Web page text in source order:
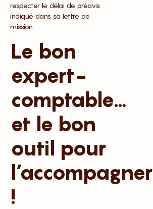
respecter le délai de préavis
indiqué dans sa lettre de
mission.
Le bon
expert-
comptable…
et le bon
outil pour
l’accompagner
!